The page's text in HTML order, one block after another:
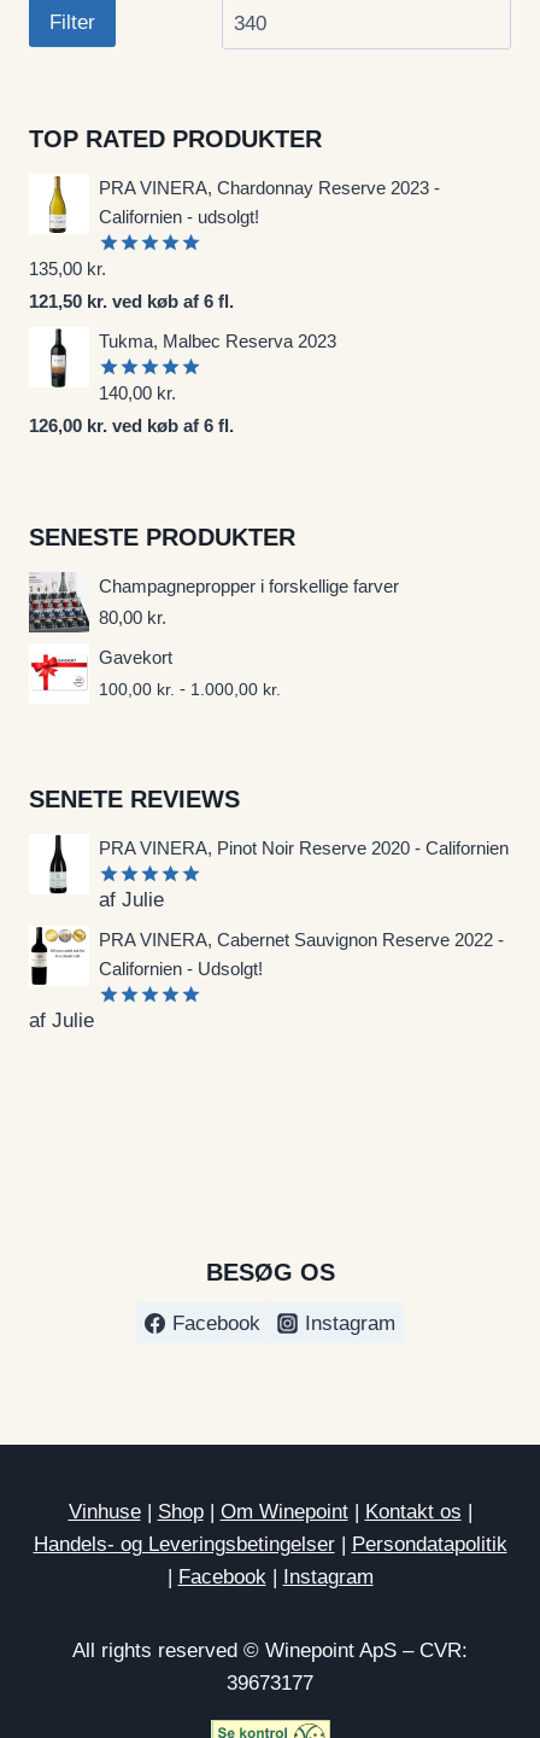
Filter
TOP RATED PRODUKTER
PRA VINERA, Chardonnay Reserve 2023 -
Californien - udsolgt!
Vurderet
5.00ud af
5
135,00 kr.
121,50 kr. ved køb af 6 fl.
Tukma, Malbec Reserva 2023
Vurderet
5.00ud af
5
140,00 kr.
126,00 kr. ved køb af 6 fl.
SENESTE PRODUKTER
Champagnepropper i forskellige farver
80,00 kr.
Gavekort
100,00 kr. - 1.000,00 kr.
SENETE REVIEWS
PRA VINERA, Pinot Noir Reserve 2020 - Californien
Vurderet
af Julie
PRA VINERA, Cabernet Sauvignon Reserve 2022 -
Californien - Udsolgt!
af Julie
BESØG OS
Facebook Instagram
Vinhuse| Shop| Om Winepoint| Kontakt os |
Handels- og Leveringsbetingelser| Persondatapolitik
| Facebook| Instagram
All rights reserved © Winepoint ApS – CVR:
39673177